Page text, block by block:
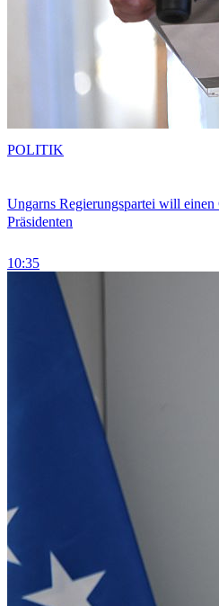
Ungarns Regierungspartei will
Präsidenten
10:35
POLITIK